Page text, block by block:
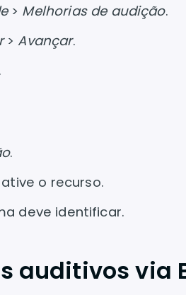
> Melhorias de audição.
>Avançar.
.
o recurso.
deve identificar.
auditivos via